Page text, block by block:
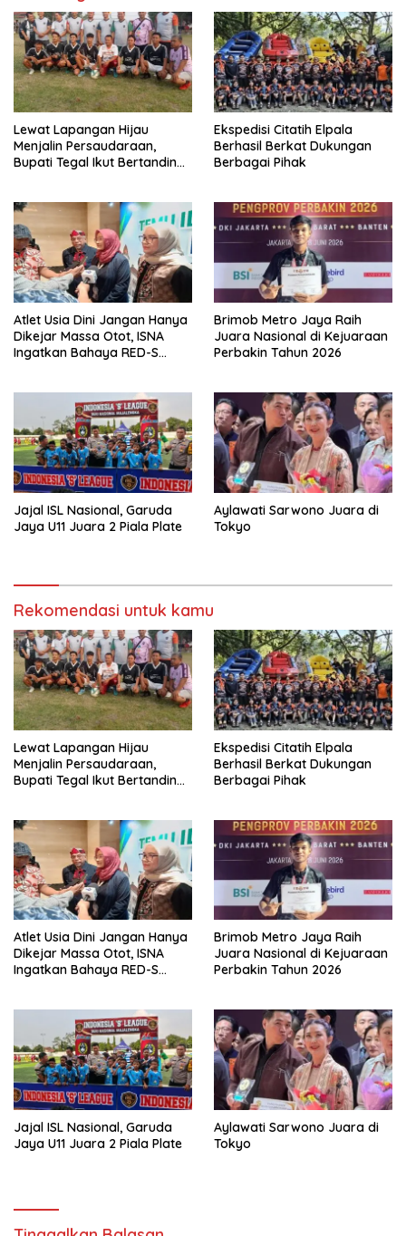
Lewat Lapangan Hijau
Menjalin Persaudaraan,
Bupati Tegal Ikut Bertanding
Ekspedisi Citatih Elpala
Berhasil Berkat Dukungan
Berbagai Pihak
Atlet Usia Dini Jangan Hanya
Dikejar Massa Otot, ISNA
Ingatkan Bahaya RED-S
Brimob Metro Jaya Raih
Juara Nasional di Kejuaraan
Perbakin Tahun 2026
Jajal ISL Nasional, Garuda
Jaya U11 Juara 2 Piala Plate
Aylawati Sarwono Juara di
Tokyo
Rekomendasi untuk kamu
Lewat Lapangan Hijau
Menjalin Persaudaraan,
Bupati Tegal Ikut Bertanding
Ekspedisi Citatih Elpala
Berhasil Berkat Dukungan
Berbagai Pihak
Atlet Usia Dini Jangan Hanya
Dikejar Massa Otot, ISNA
Ingatkan Bahaya RED-S
Brimob Metro Jaya Raih
Juara Nasional di Kejuaraan
Perbakin Tahun 2026
Jajal ISL Nasional, Garuda
Jaya U11 Juara 2 Piala Plate
Aylawati Sarwono Juara di
Tokyo